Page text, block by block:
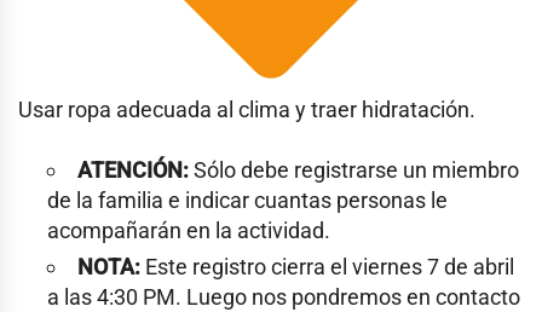
Usar ropa adecuada al clima y traer hidratación.
ATENCIÓN:Sólo debe registrarse un miembro
de la familia e indicar cuantas personas le
acompañarán en la actividad.
NOTA: Este registro cierra el viernes 7 de abril
a las 4:30 PM. Luego nos pondremos en contacto